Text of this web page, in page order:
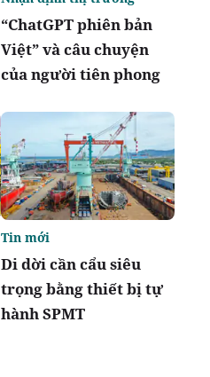
“ChatGPT phiên bản
Việt” và câu chuyện
của người tiên phong
Di dời cần cẩu siêu
trọng bằng thiết bị tự
hành SPMT
Tin mới